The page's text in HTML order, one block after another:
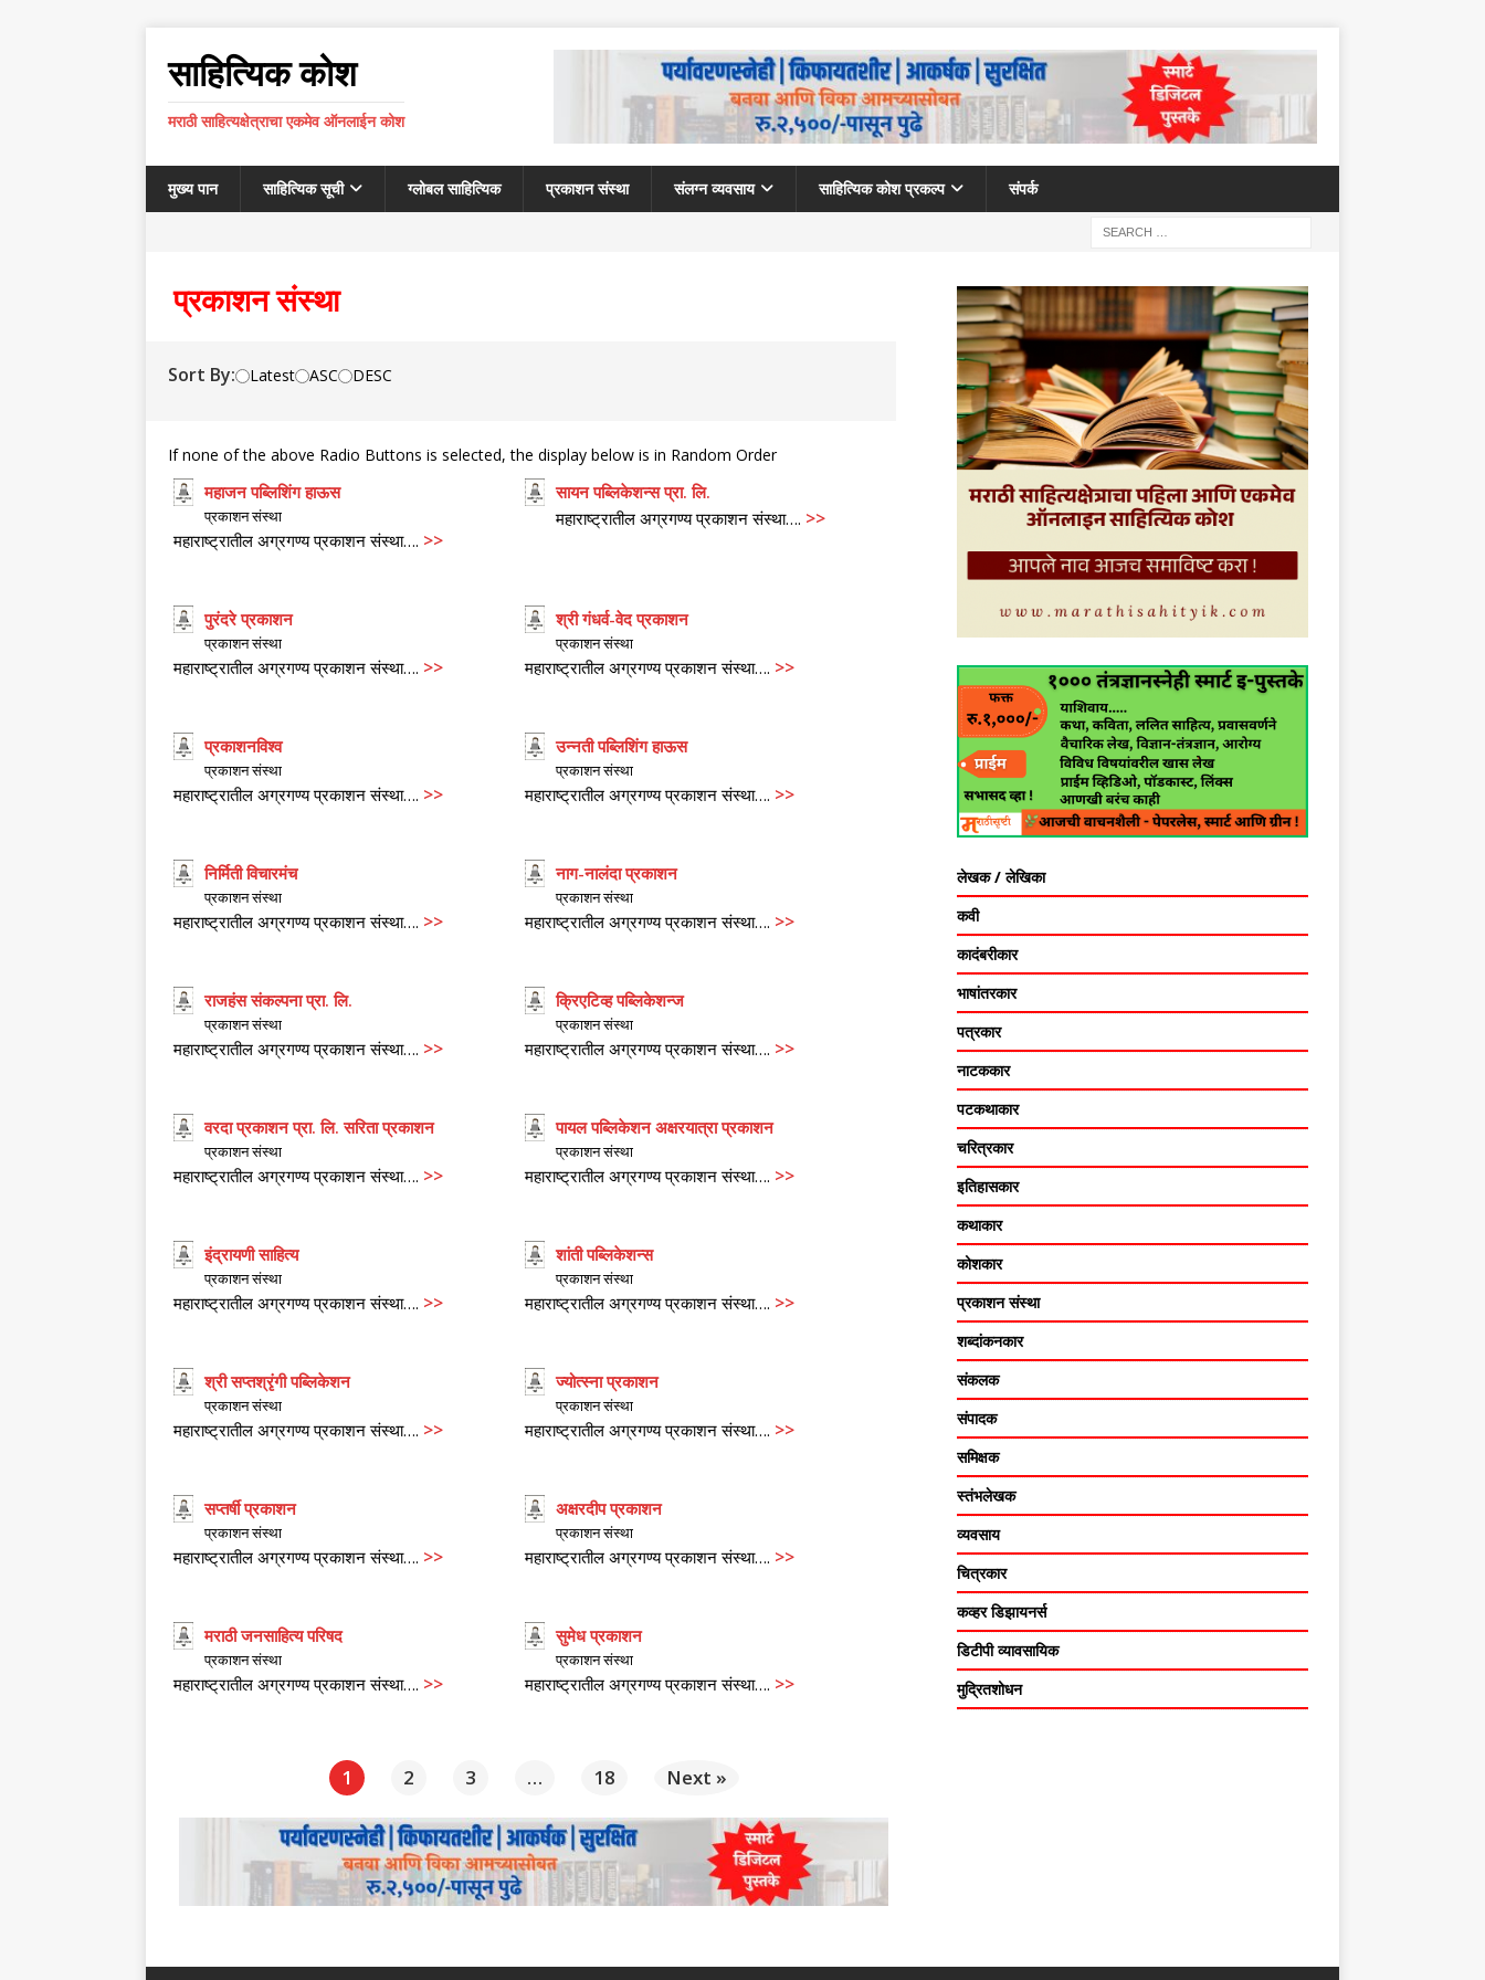
साहित्यिक कोश
मराठी साहित्यक्षेत्राचा एकमेव ऑनलाईन कोश
मुख्य पान साहित्यिक सूची ग्लोबल साहित्यिक प्रकाशन संस्था संलग्न व्यवसाय साहित्यिक कोश प्रकल्प संपर्क
प्रकाशन संस्था
Sort By: Latest ASC DESC
If none of the above Radio Buttons is selected, the display below is in Random Order
महाजन पब्लिशिंग हाऊस
प्रकाशन संस्था
महाराष्ट्रातील अग्रगण्य प्रकाशन संस्था…. >>
सायन पब्लिकेशन्स प्रा. लि.
महाराष्ट्रातील अग्रगण्य प्रकाशन संस्था…. >>
पुरंदरे प्रकाशन
प्रकाशन संस्था
महाराष्ट्रातील अग्रगण्य प्रकाशन संस्था…. >>
श्री गंधर्व-वेद प्रकाशन
प्रकाशन संस्था
महाराष्ट्रातील अग्रगण्य प्रकाशन संस्था…. >>
प्रकाशनविश्व
प्रकाशन संस्था
महाराष्ट्रातील अग्रगण्य प्रकाशन संस्था…. >>
उन्नती पब्लिशिंग हाऊस
प्रकाशन संस्था
महाराष्ट्रातील अग्रगण्य प्रकाशन संस्था…. >>
निर्मिती विचारमंच
प्रकाशन संस्था
महाराष्ट्रातील अग्रगण्य प्रकाशन संस्था…. >>
नाग-नालंदा प्रकाशन
प्रकाशन संस्था
महाराष्ट्रातील अग्रगण्य प्रकाशन संस्था…. >>
राजहंस संकल्पना प्रा. लि.
प्रकाशन संस्था
महाराष्ट्रातील अग्रगण्य प्रकाशन संस्था…. >>
क्रिएटिव्ह पब्लिकेशन्ज
प्रकाशन संस्था
महाराष्ट्रातील अग्रगण्य प्रकाशन संस्था…. >>
वरदा प्रकाशन प्रा. लि. सरिता प्रकाशन
प्रकाशन संस्था
महाराष्ट्रातील अग्रगण्य प्रकाशन संस्था…. >>
पायल पब्लिकेशन अक्षरयात्रा प्रकाशन
प्रकाशन संस्था
महाराष्ट्रातील अग्रगण्य प्रकाशन संस्था…. >>
इंद्रायणी साहित्य
प्रकाशन संस्था
महाराष्ट्रातील अग्रगण्य प्रकाशन संस्था…. >>
शांती पब्लिकेशन्स
प्रकाशन संस्था
महाराष्ट्रातील अग्रगण्य प्रकाशन संस्था…. >>
श्री सप्तश्रृंगी पब्लिकेशन
प्रकाशन संस्था
महाराष्ट्रातील अग्रगण्य प्रकाशन संस्था…. >>
ज्योत्स्ना प्रकाशन
प्रकाशन संस्था
महाराष्ट्रातील अग्रगण्य प्रकाशन संस्था…. >>
सप्तर्षी प्रकाशन
प्रकाशन संस्था
महाराष्ट्रातील अग्रगण्य प्रकाशन संस्था…. >>
अक्षरदीप प्रकाशन
प्रकाशन संस्था
महाराष्ट्रातील अग्रगण्य प्रकाशन संस्था…. >>
मराठी जनसाहित्य परिषद
प्रकाशन संस्था
महाराष्ट्रातील अग्रगण्य प्रकाशन संस्था…. >>
सुमेध प्रकाशन
प्रकाशन संस्था
महाराष्ट्रातील अग्रगण्य प्रकाशन संस्था…. >>
1 2 3 … 18 Next »
लेखक / लेखिका
कवी
कादंबरीकार
भाषांतरकार
पत्रकार
नाटककार
पटकथाकार
चरित्रकार
इतिहासकार
कथाकार
कोशकार
प्रकाशन संस्था
शब्दांकनकार
संकलक
संपादक
समिक्षक
स्तंभलेखक
व्यवसाय
चित्रकार
कव्हर डिझायनर्स
डिटीपी व्यावसायिक
मुद्रितशोधन